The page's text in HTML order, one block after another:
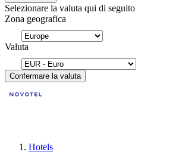
Selezionare la valuta qui di seguito
Zona geografica
Valuta
Confermare la valuta
Hotels